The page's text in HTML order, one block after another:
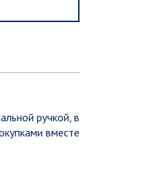
ручкой, в
вместе